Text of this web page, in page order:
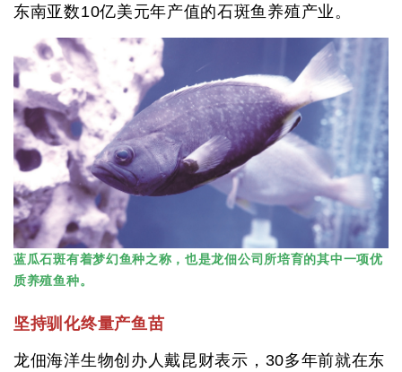
东南亚数10亿美元年产值的石斑鱼养殖产业。
蓝瓜石斑有着梦幻鱼种之称，也是龙佃公司所培育的其中一项优
质养殖鱼种。
坚持驯化终量产鱼苗
龙佃海洋生物创办人戴昆财表示，30多年前就在东